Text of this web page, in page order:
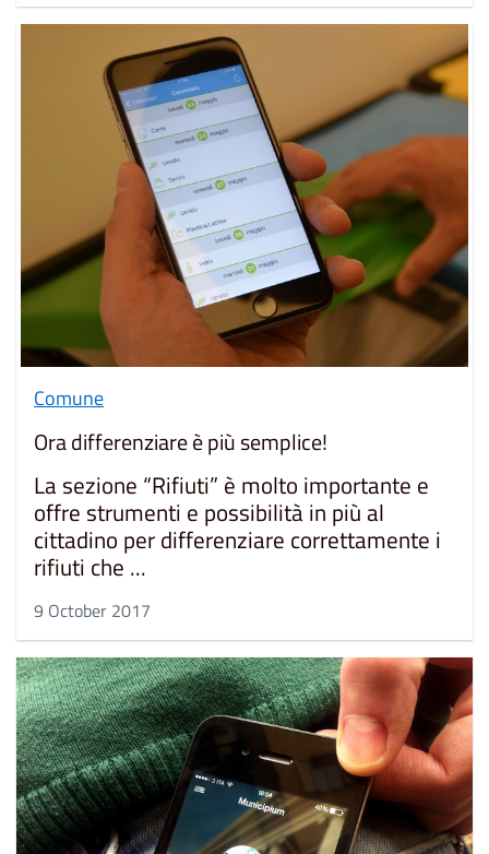
Comune
Ora differenziare è più semplice!
La sezione “Rifiuti” è molto importante e
offre strumenti e possibilità in più al
cittadino per differenziare correttamente i
rifiuti che ...
9 October 2017